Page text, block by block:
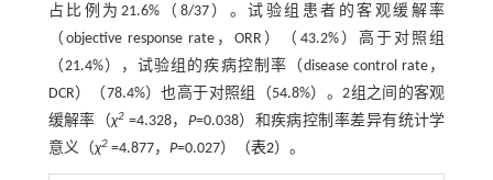
占比例为21.6%（8/37）。试验组患者的客观缓解率
（objective response rate，ORR）（43.2%）高于对照组
（21.4%），试验组的疾病控制率（disease control rate，
DCR）（78.4%）也高于对照组（54.8%）。2组之间的客观
缓解率（χ2 =4.328， P=0.038）和疾病控制率差异有统计学
意义（χ2 =4.877， P=0.027）（表2）。